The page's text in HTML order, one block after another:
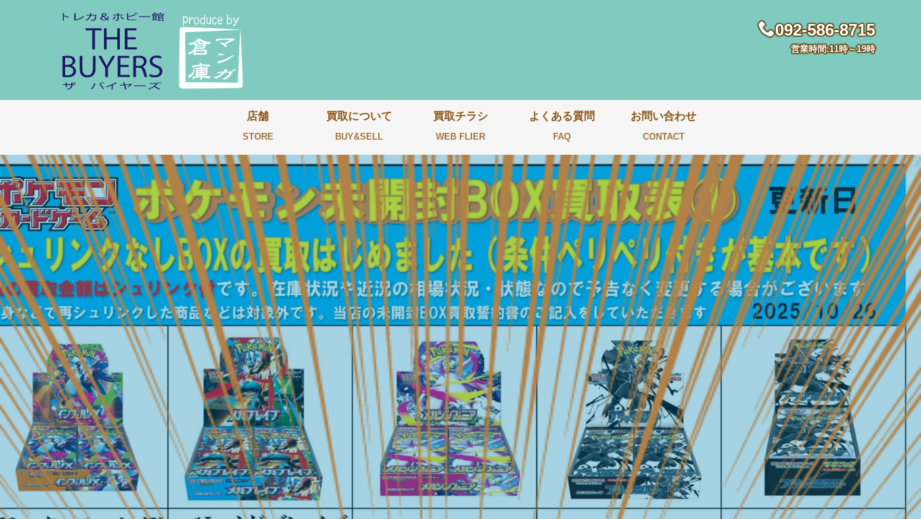
092-586-8715
営業時間:11時～19時
店舗
STORE
買取について
BUY&SELL
買取チラシ
WEB FLIER
よくある質問
FAQ
お問い合わせ
CONTACT